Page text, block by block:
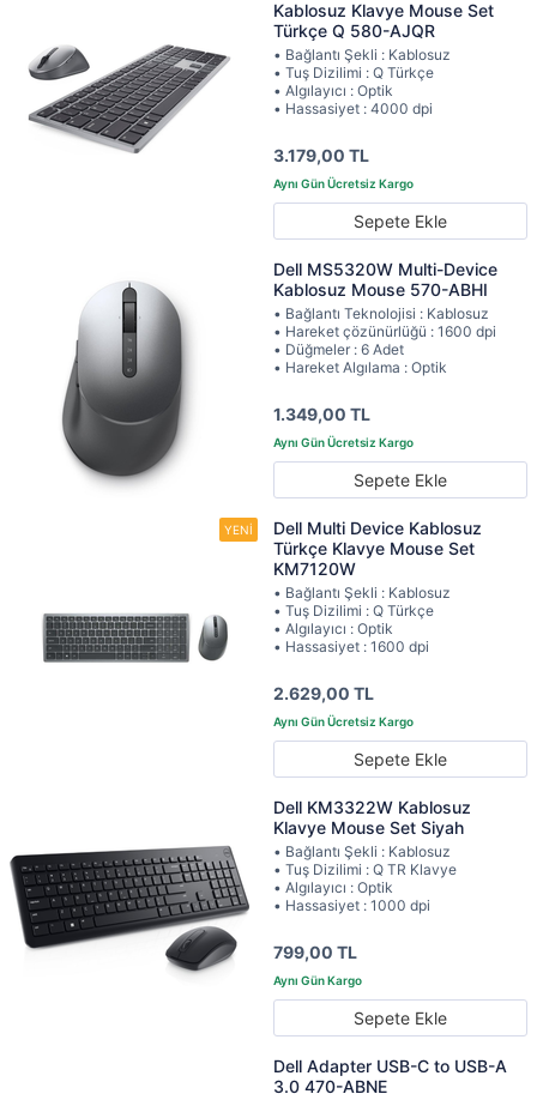
Kablosuz Klavye Mouse Set
Türkçe Q 580-AJQR
• Bağlantı Şekli : Kablosuz
• Tuş Dizilimi : Q Türkçe
• Algılayıcı : Optik
• Hassasiyet : 4000 dpi
3.179,00 TL
Sepete Ekle
Dell MS5320W Multi-Device
Kablosuz Mouse 570-ABHI
• Bağlantı Teknolojisi : Kablosuz
• Hareket çözünürlüğü : 1600 dpi
• Düğmeler : 6 Adet
• Hareket Algılama : Optik
1.349,00 TL
Sepete Ekle
Dell Multi Device Kablosuz
Türkçe Klavye Mouse Set
KM7120W
• Bağlantı Şekli : Kablosuz
• Tuş Dizilimi : Q Türkçe
• Algılayıcı : Optik
• Hassasiyet : 1600 dpi
2.629,00 TL
Sepete Ekle
Dell KM3322W Kablosuz
Klavye Mouse Set Siyah
• Bağlantı Şekli : Kablosuz
• Tuş Dizilimi : Q TR Klavye
• Algılayıcı : Optik
• Hassasiyet : 1000 dpi
799,00 TL
Sepete Ekle
Dell Adapter USB-C to USB-A
3.0 470-ABNE